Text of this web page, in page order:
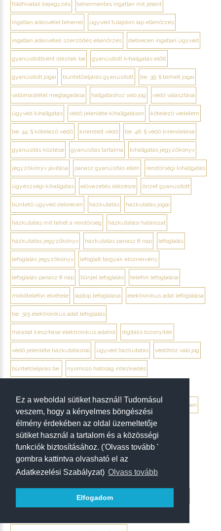
Ez a weboldal sütiket használ! Tudomásul
veszem, hogy a kényelmes böngészési
élmény érdekében az oldal üzemeltetője
sütiket használ a tartalom és a közösségi
funkciók biztosításához. ('Olvass tovább '
gombra kattintva olvasható el az
Adatkezelési Szabályzat) Olvass tovább
Elfogadom
földhivatali bejegyzés tehermentes ingatlan mit jelent
ingatlan adásvétel teherrel ügyvéd tulajdoni lap ellenőrzés
ingatlan adásvételi szerződés ellenőrzés debrecen ingatlan ügyvéd
gyanúsítottként idéztek be gyanúsított kihallgatás előtt
gyanúsított jogai büntetőeljárás gyanúsított be. 39. § terhelt jogai
vallomástétel megtagadása hallgatáshoz való jog védő választása
ügyvéd kihallgatás védő jelenléte kihallgatáson kötelező védelem
be. 44. § kötelező védő kirendelt védő be. 46. § védő kirendelése
gyanúsítás közlése gyanúsítás tartalma kihallgatás jegyzőkönyv
jegyzőkönyv javítása panasz gyanúsítás ellen rendőrségi kihallgatás
ügyészségi kihallgatás elővezetés idézésre őrizet gyanúsított
büntető ügyvéd debrecen házkutatás házkutatás jogai
házkutatás mit tehet a rendőrség házkutatási határozat
házkutatás jegyzőkönyv házkutatás panasz 8 nap lefoglalás
lefoglalás jegyzőkönyv lefoglalt tárgyak elismervény
lefoglalás panasz 8 nap bűnjel lefoglalás telefon lefoglalása
mobiltelefon elvétele laptop lefoglalása elektronikus adat lefoglalása
be. 315 elektronikus adat lefoglalás
másolat készítése elektronikus adatról digitális bizonyíték
védő jelenléte házkutatásnál ügyvéd házkutatás védőhöz való jog
büntetőeljárás be. nyomozó hatóság intézkedés
mikor kötelező ügyvéd büntetőügyben
védő kötelező részvétele gyanúsított védőhöz való joga
védő kirendelése
kirendelt védő vagy meghatalmazott védő
5 év feletti bűncselekmény kötelező védelem
letartóztatás mellett kötelező védő őrizet mellett kötelező védő